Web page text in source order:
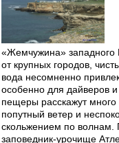
«Жемчужина» западного
от крупных городов,
вода несомненно
особенно для дайверов
пещеры расскажут много
попутный ветер и
скольжением по волнам.
заповедник-урочище